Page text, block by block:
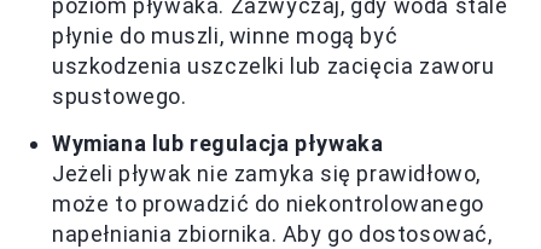
poziom pływaka. Zazwyczaj, gdy woda stale
płynie do muszli, winne mogą być
uszkodzenia uszczelki lub zacięcia zaworu
spustowego.
Wymiana lub regulacja pływaka
Jeżeli pływak nie zamyka się prawidłowo,
może to prowadzić do niekontrolowanego
napełniania zbiornika. Aby go dostosować,